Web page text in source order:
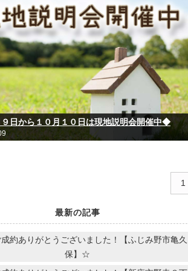
日から１０月１０日は現地説明会開催中◆
1
最新の記事
約ありがとうございました！【ふじみ野市亀久
保】☆